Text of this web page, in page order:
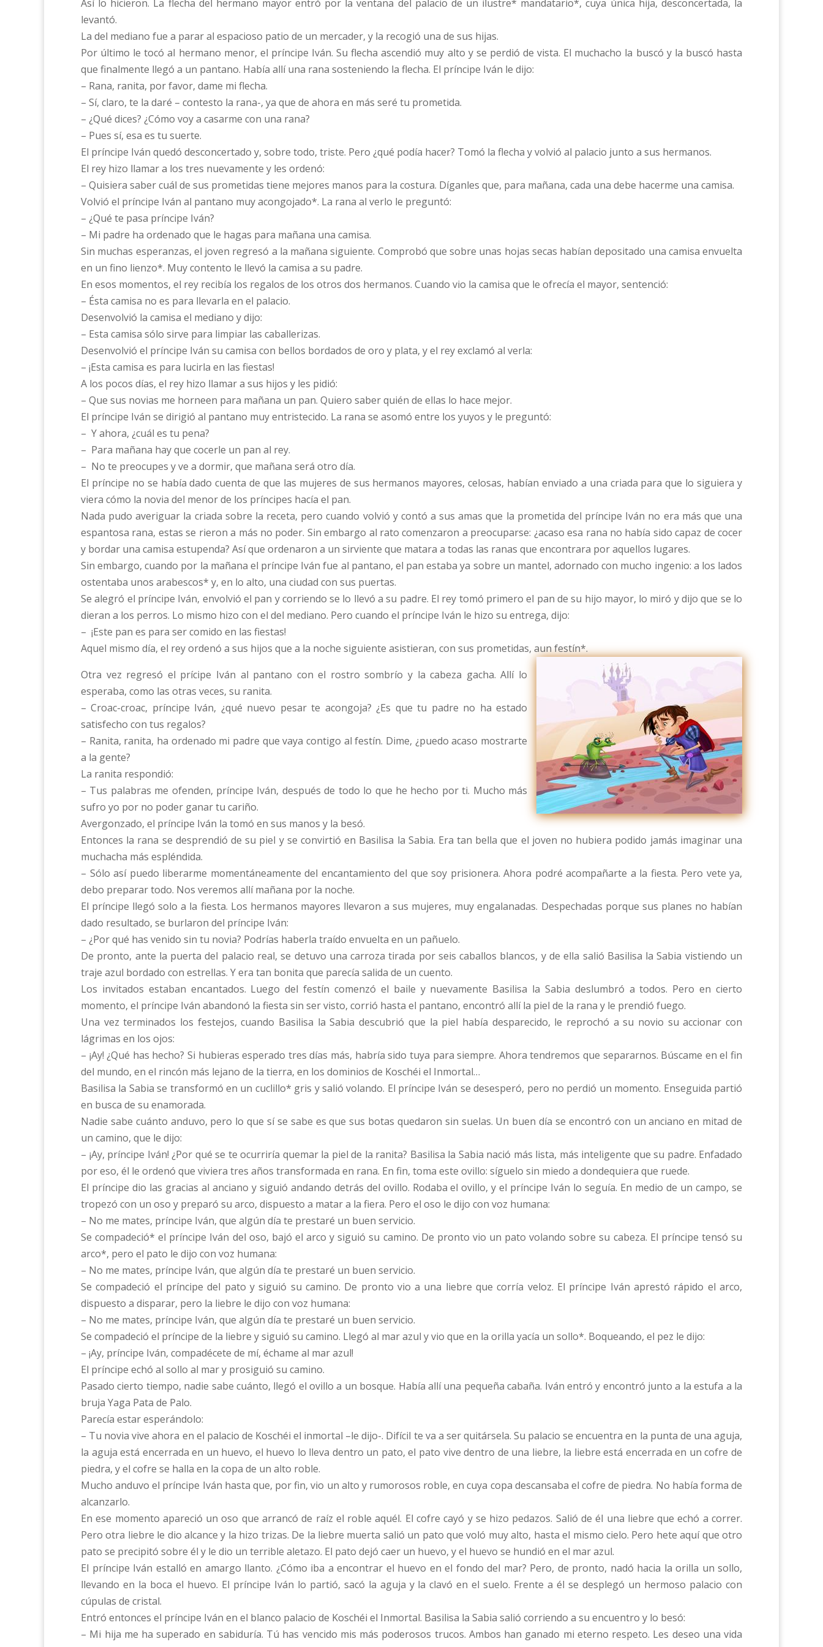
Así lo hicieron. La flecha del hermano mayor entró por la ventana del palacio de un ilustre* mandatario*, cuya única hija, desconcertada, la
levantó.
La del mediano fue a parar al espacioso patio de un mercader, y la recogió una de sus hijas.
Por último le tocó al hermano menor, el príncipe Iván. Su flecha ascendió muy alto y se perdió de vista. El muchacho la buscó y la buscó hasta
que finalmente llegó a un pantano. Había allí una rana sosteniendo la flecha. El príncipe Iván le dijo:
– Rana, ranita, por favor, dame mi flecha.
– Sí, claro, te la daré – contesto la rana-, ya que de ahora en más seré tu prometida.
– ¿Qué dices? ¿Cómo voy a casarme con una rana?
– Pues sí, esa es tu suerte.
El príncipe Iván quedó desconcertado y, sobre todo, triste. Pero ¿qué podía hacer? Tomó la flecha y volvió al palacio junto a sus hermanos.
El rey hizo llamar a los tres nuevamente y les ordenó:
– Quisiera saber cuál de sus prometidas tiene mejores manos para la costura. Díganles que, para mañana, cada una debe hacerme una camisa.
Volvió el príncipe Iván al pantano muy acongojado*. La rana al verlo le preguntó:
– ¿Qué te pasa príncipe Iván?
– Mi padre ha ordenado que le hagas para mañana una camisa.
Sin muchas esperanzas, el joven regresó a la mañana siguiente. Comprobó que sobre unas hojas secas habían depositado una camisa envuelta
en un fino lienzo*. Muy contento le llevó la camisa a su padre.
En esos momentos, el rey recibía los regalos de los otros dos hermanos. Cuando vio la camisa que le ofrecía el mayor, sentenció:
– Ésta camisa no es para llevarla en el palacio.
Desenvolvió la camisa el mediano y dijo:
– Esta camisa sólo sirve para limpiar las caballerizas.
Desenvolvió el príncipe Iván su camisa con bellos bordados de oro y plata, y el rey exclamó al verla:
– ¡Esta camisa es para lucirla en las fiestas!
A los pocos días, el rey hizo llamar a sus hijos y les pidió:
– Que sus novias me horneen para mañana un pan. Quiero saber quién de ellas lo hace mejor.
El príncipe Iván se dirigió al pantano muy entristecido. La rana se asomó entre los yuyos y le preguntó:
– Y ahora, ¿cuál es tu pena?
– Para mañana hay que cocerle un pan al rey.
– No te preocupes y ve a dormir, que mañana será otro día.
El príncipe no se había dado cuenta de que las mujeres de sus hermanos mayores, celosas, habían enviado a una criada para que lo siguiera y
viera cómo la novia del menor de los príncipes hacía el pan.
Nada pudo averiguar la criada sobre la receta, pero cuando volvió y contó a sus amas que la prometida del príncipe Iván no era más que una
espantosa rana, estas se rieron a más no poder. Sin embargo al rato comenzaron a preocuparse: ¿acaso esa rana no había sido capaz de cocer
y bordar una camisa estupenda? Así que ordenaron a un sirviente que matara a todas las ranas que encontrara por aquellos lugares.
Sin embargo, cuando por la mañana el príncipe Iván fue al pantano, el pan estaba ya sobre un mantel, adornado con mucho ingenio: a los lados
ostentaba unos arabescos* y, en lo alto, una ciudad con sus puertas.
Se alegró el príncipe Iván, envolvió el pan y corriendo se lo llevó a su padre. El rey tomó primero el pan de su hijo mayor, lo miró y dijo que se lo
dieran a los perros. Lo mismo hizo con el del mediano. Pero cuando el príncipe Iván le hizo su entrega, dijo:
– ¡Este pan es para ser comido en las fiestas!
Aquel mismo día, el rey ordenó a sus hijos que a la noche siguiente asistieran, con sus prometidas, aun festín*.
Otra vez regresó el prícipe Iván al pantano con el rostro sombrío y la cabeza gacha. Allí lo
esperaba, como las otras veces, su ranita.
– Croac-croac, príncipe Iván, ¿qué nuevo pesar te acongoja? ¿Es que tu padre no ha estado
satisfecho con tus regalos?
– Ranita, ranita, ha ordenado mi padre que vaya contigo al festín. Dime, ¿puedo acaso mostrarte
a la gente?
La ranita respondió:
– Tus palabras me ofenden, príncipe Iván, después de todo lo que he hecho por ti. Mucho más
sufro yo por no poder ganar tu cariño.
Avergonzado, el príncipe Iván la tomó en sus manos y la besó.
Entonces la rana se desprendió de su piel y se convirtió en Basilisa la Sabia. Era tan bella que el joven no hubiera podido jamás imaginar una
muchacha más espléndida.
– Sólo así puedo liberarme momentáneamente del encantamiento del que soy prisionera. Ahora podré acompañarte a la fiesta. Pero vete ya,
debo preparar todo. Nos veremos allí mañana por la noche.
El príncipe llegó solo a la fiesta. Los hermanos mayores llevaron a sus mujeres, muy engalanadas. Despechadas porque sus planes no habían
dado resultado, se burlaron del príncipe Iván:
– ¿Por qué has venido sin tu novia? Podrías haberla traído envuelta en un pañuelo.
De pronto, ante la puerta del palacio real, se detuvo una carroza tirada por seis caballos blancos, y de ella salió Basilisa la Sabia vistiendo un
traje azul bordado con estrellas. Y era tan bonita que parecía salida de un cuento.
Los invitados estaban encantados. Luego del festín comenzó el baile y nuevamente Basilisa la Sabia deslumbró a todos. Pero en cierto
momento, el príncipe Iván abandonó la fiesta sin ser visto, corrió hasta el pantano, encontró allí la piel de la rana y le prendió fuego.
Una vez terminados los festejos, cuando Basilisa la Sabia descubrió que la piel había desparecido, le reprochó a su novio su accionar con
lágrimas en los ojos:
– ¡Ay! ¿Qué has hecho? Si hubieras esperado tres días más, habría sido tuya para siempre. Ahora tendremos que separarnos. Búscame en el fin
del mundo, en el rincón más lejano de la tierra, en los dominios de Koschéi el Inmortal…
Basilisa la Sabia se transformó en un cuclillo* gris y salió volando. El príncipe Iván se desesperó, pero no perdió un momento. Enseguida partió
en busca de su enamorada.
Nadie sabe cuánto anduvo, pero lo que sí se sabe es que sus botas quedaron sin suelas. Un buen día se encontró con un anciano en mitad de
un camino, que le dijo:
– ¡Ay, príncipe Iván! ¿Por qué se te ocurriría quemar la piel de la ranita? Basilisa la Sabia nació más lista, más inteligente que su padre. Enfadado
por eso, él le ordenó que viviera tres años transformada en rana. En fin, toma este ovillo: síguelo sin miedo a dondequiera que ruede.
El príncipe dio las gracias al anciano y siguió andando detrás del ovillo. Rodaba el ovillo, y el príncipe Iván lo seguía. En medio de un campo, se
tropezó con un oso y preparó su arco, dispuesto a matar a la fiera. Pero el oso le dijo con voz humana:
– No me mates, príncipe Iván, que algún día te prestaré un buen servicio.
Se compadeció* el príncipe Iván del oso, bajó el arco y siguió su camino. De pronto vio un pato volando sobre su cabeza. El príncipe tensó su
arco*, pero el pato le dijo con voz humana:
– No me mates, príncipe Iván, que algún día te prestaré un buen servicio.
Se compadeció el príncipe del pato y siguió su camino. De pronto vio a una liebre que corría veloz. El príncipe Iván aprestó rápido el arco,
dispuesto a disparar, pero la liebre le dijo con voz humana:
– No me mates, príncipe Iván, que algún día te prestaré un buen servicio.
Se compadeció el príncipe de la liebre y siguió su camino. Llegó al mar azul y vio que en la orilla yacía un sollo*. Boqueando, el pez le dijo:
– ¡Ay, príncipe Iván, compadécete de mí, échame al mar azul!
El príncipe echó al sollo al mar y prosiguió su camino.
Pasado cierto tiempo, nadie sabe cuánto, llegó el ovillo a un bosque. Había allí una pequeña cabaña. Iván entró y encontró junto a la estufa a la
bruja Yaga Pata de Palo.
Parecía estar esperándolo:
– Tu novia vive ahora en el palacio de Koschéi el inmortal –le dijo-. Difícil te va a ser quitársela. Su palacio se encuentra en la punta de una aguja,
la aguja está encerrada en un huevo, el huevo lo lleva dentro un pato, el pato vive dentro de una liebre, la liebre está encerrada en un cofre de
piedra, y el cofre se halla en la copa de un alto roble.
Mucho anduvo el príncipe Iván hasta que, por fin, vio un alto y rumorosos roble, en cuya copa descansaba el cofre de piedra. No había forma de
alcanzarlo.
En ese momento apareció un oso que arrancó de raíz el roble aquél. El cofre cayó y se hizo pedazos. Salió de él una liebre que echó a correr.
Pero otra liebre le dio alcance y la hizo trizas. De la liebre muerta salió un pato que voló muy alto, hasta el mismo cielo. Pero hete aquí que otro
pato se precipitó sobre él y le dio un terrible aletazo. El pato dejó caer un huevo, y el huevo se hundió en el mar azul.
El príncipe Iván estalló en amargo llanto. ¿Cómo iba a encontrar el huevo en el fondo del mar? Pero, de pronto, nadó hacia la orilla un sollo,
llevando en la boca el huevo. El príncipe Iván lo partió, sacó la aguja y la clavó en el suelo. Frente a él se desplegó un hermoso palacio con
cúpulas de cristal.
Entró entonces el príncipe Iván en el blanco palacio de Koschéi el Inmortal. Basilisa la Sabia salió corriendo a su encuentro y lo besó:
– Mi hija me ha superado en sabiduría. Tú has vencido mis más poderosos trucos. Ambos han ganado mi eterno respeto. Les deseo una vida